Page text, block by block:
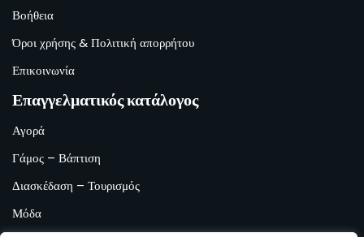
Βοήθεια
Όροι χρήσης & Πολιτική απορρήτου
Επικοινωνία
Επαγγελματικός κατάλογος
Αγορά
Γάμος – Βάπτιση
Διασκέδαση – Τουρισμός
Μόδα